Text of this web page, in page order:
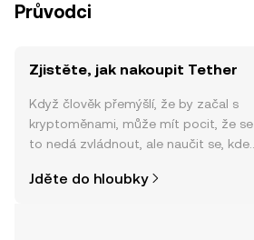
Průvodci
Zjistěte, jak nakoupit Tether
Když člověk přemýšlí, že by začal s
kryptoměnami, může mít pocit, že se
to nedá zvládnout, ale naučit se, kde
jednodušší, než si myslíte. Odstartujte
Jděte do hloubky